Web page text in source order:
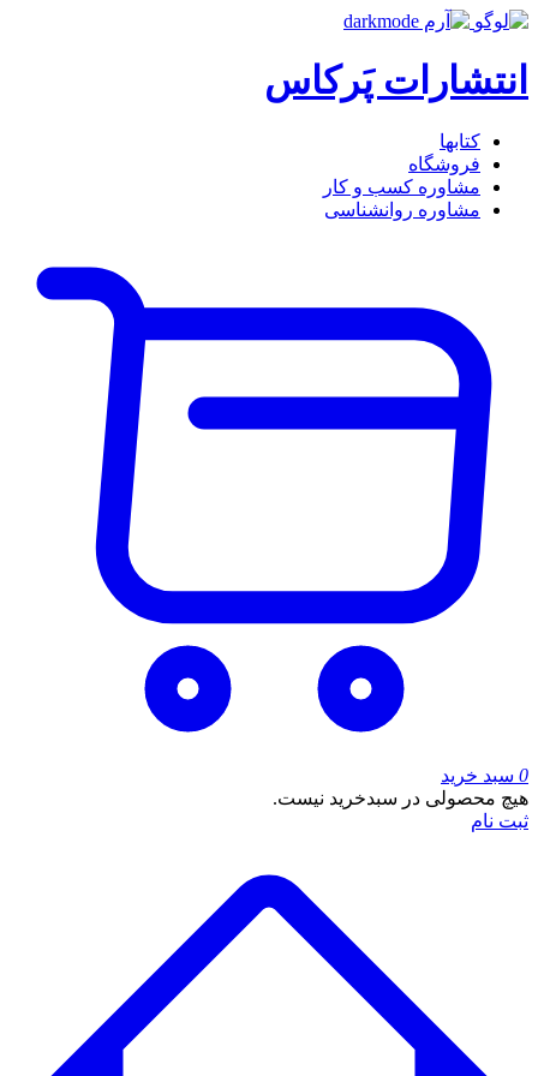
انتشارات پَرکاس
کتاب‎ها
فروشگاه
مشاوره کسب و کار
مشاوره روان‎شناسی
0 سبد خرید
هیچ محصولی در سبدخرید نیست.
ثبت نام